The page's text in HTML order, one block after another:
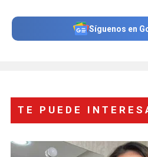
Síguenos en
TE PUEDE